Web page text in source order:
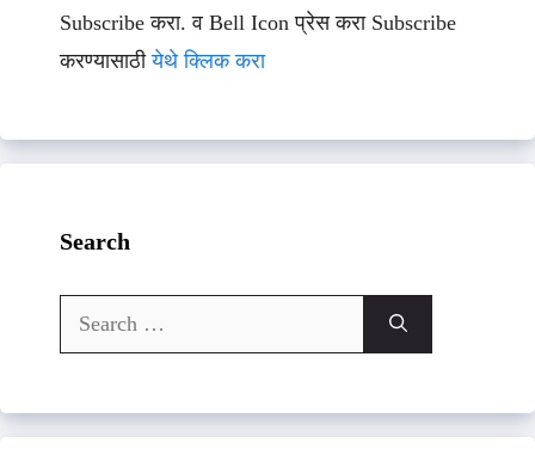
Subscribe करा. व Bell Icon प्रेस करा Subscribe
करण्यासाठीयेथे क्लिक करा
Search
Search
for: